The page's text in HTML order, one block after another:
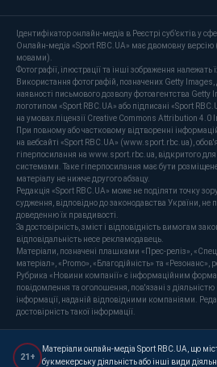
Ідентифікатор онлайн-медіа в Реєстрі суб’єктів у
Онлайн-медіа «Sport RBC.UA» має двомовну версію
мовами).
Фотографії, ілюстрації та інші зображення належать
Використання фотографій, позначених Getty
наявності письмового дозволу фотоагентства Getty
логотипом «Sport RBC.UA» або підписані «Sport
на умовах ліцензії Creative Commons Attribution 4.0
При повному або частковому відтворенні
на вебсайті «Sport RBC.UA» (www.sport.rbc.ua),
гіперпосилання на www.sport.rbc.ua, відкритого
системами. Таке гіперпосилання має бути
матеріалу не нижче другого абзацу.
Редакція «Sport RBC.UA» може не поділяти точку
судження, відповідно до законодавства України, не
доведенню їх правдивості.
За достовірність, зміст і відповідність вимогам
відповідальність несе рекламодавець.
Матеріали, позначені плашками «Прес-реліз»,
матеріал», «Promo», «Благодійність» та
Рубрика «Новини компанії» є інформаційним
повідомлення та оголошення, пов'язані з діяльністю
інформації, наданій відповідними компаніями.
достовірність такої інформації.
21+
Матеріали онлайн-медіа Sport RBC.UA, що
букмекерську діяльність або інші види